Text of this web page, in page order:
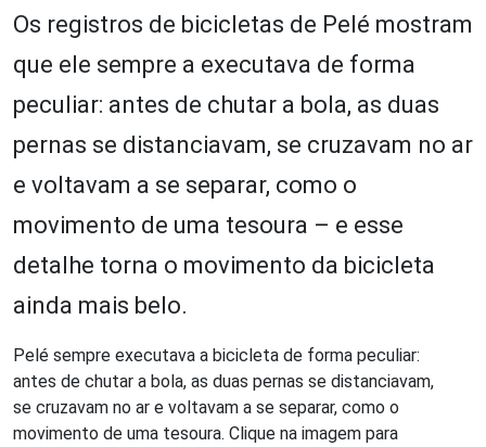
Os registros de bicicletas de Pelé mostram
que ele sempre a executava de forma
peculiar: antes de chutar a bola, as duas
pernas se distanciavam, se cruzavam no ar
e voltavam a se separar, como o
movimento de uma tesoura – e esse
detalhe torna o movimento da bicicleta
ainda mais belo.
Pelé sempre executava a bicicleta de forma peculiar:
antes de chutar a bola, as duas pernas se distanciavam,
se cruzavam no ar e voltavam a se separar, como o
movimento de uma tesoura. Clique na imagem para